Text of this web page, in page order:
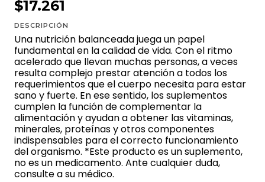
$17.261
DESCRIPCIÓN
Una nutrición balanceada juega un papel
fundamental en la calidad de vida. Con el ritmo
acelerado que llevan muchas personas, a veces
resulta complejo prestar atención a todos los
requerimientos que el cuerpo necesita para estar
sano y fuerte. En ese sentido, los suplementos
cumplen la función de complementar la
alimentación y ayudan a obtener las vitaminas,
minerales, proteínas y otros componentes
indispensables para el correcto funcionamiento
del organismo. *Este producto es un suplemento,
no es un medicamento. Ante cualquier duda,
consulte a su médico.